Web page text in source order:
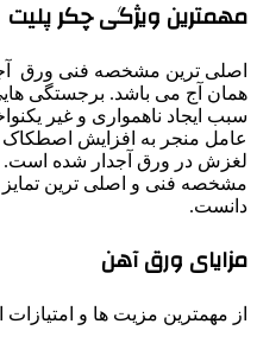
مهمترین ویژگی چکر پلیت
اصلی ترین مشخصه فنی ورق
همان آج می باشد. برجستگی
سبب ایجاد ناهمواری و غیر
عامل منجر به افزایش
لغزش در ورق آجدار شده است.
مشخصه فنی و اصلی ترین تمایز
دانست.
مزایای ورق آهن
از مهمترین مزیت ها و امتیازات